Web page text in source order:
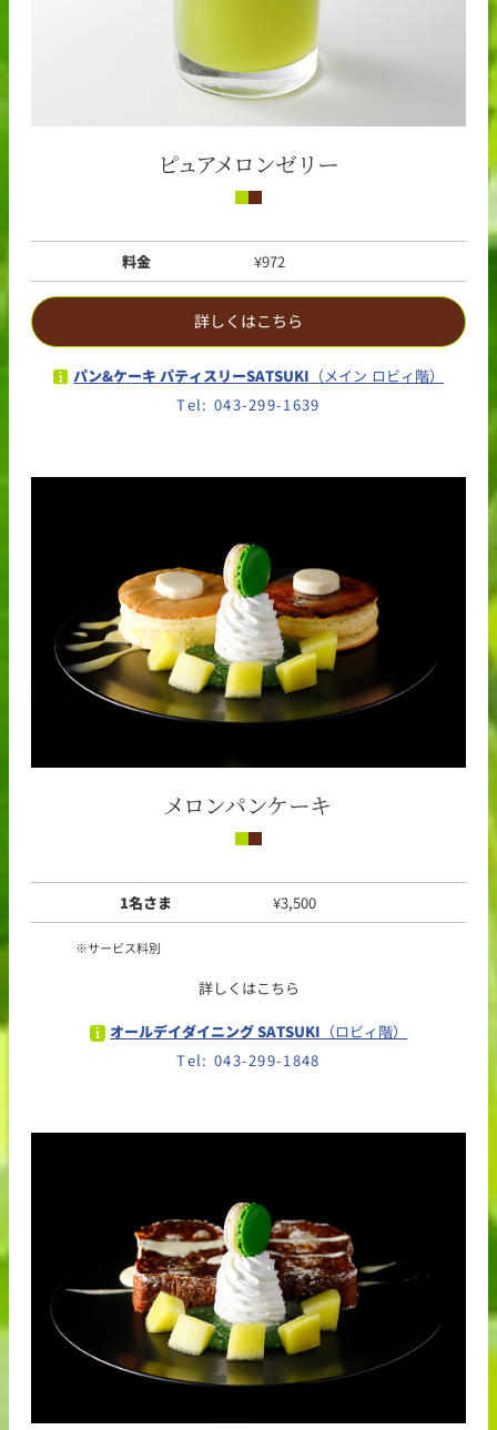
ピュアメロンゼリー
料金 ¥972
詳しくはこちら
パン&ケーキ パティスリーSATSUKI （メイン ロビィ階）
Tel: 043-299-1639
メロンパンケーキ
1名さま ¥3,500
サービス料別
詳しくはこちら
オールデイダイニング SATSUKI （ロビィ階）
Tel: 043-299-1848